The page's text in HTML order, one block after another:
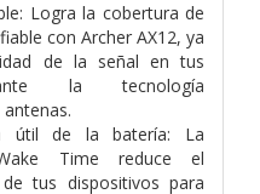
Logra la cobertura de
con Archer AX12, ya
de la señal en tus
la tecnología
útil de la batería: La
Time reduce el
tus dispositivos para